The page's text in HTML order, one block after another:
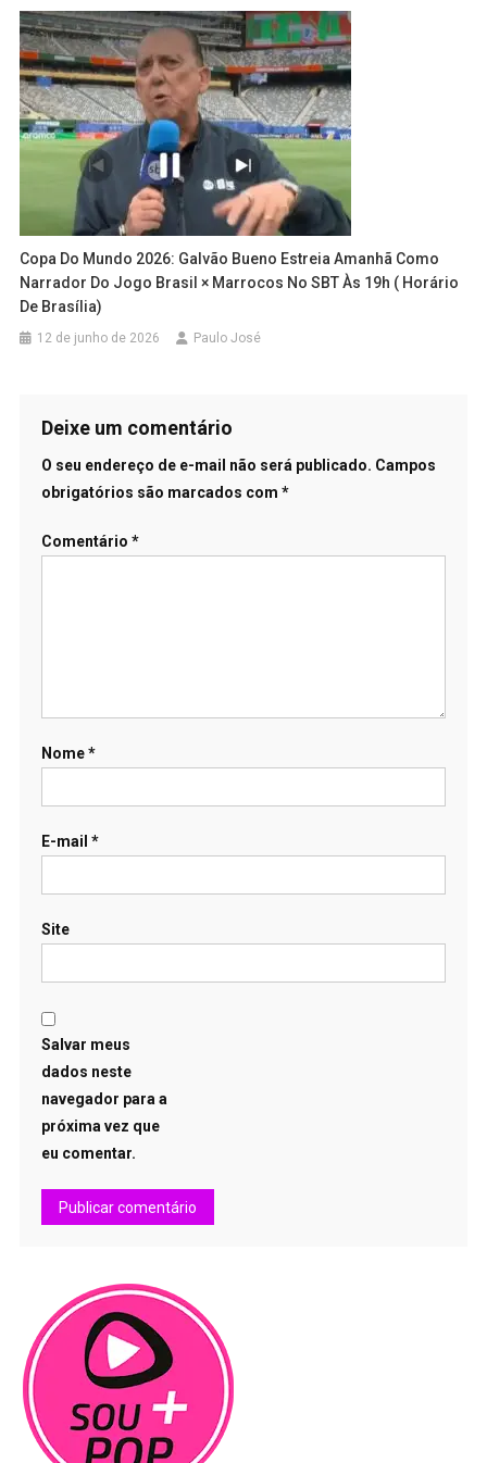
Copa Do Mundo 2026: Galvão Bueno Estreia Amanhã Como
Narrador Do Jogo Brasil × Marrocos No SBT Às 19h ( Horário
De Brasília)
12 de junho de 2026 Paulo José
Deixe um comentário
O seu endereço de e-mail não será publicado. Campos
obrigatórios são marcados com *
Comentário *
Nome*
E-mail *
Site
Salvar meus
dados neste
navegador para a
próxima vez que
eu comentar.